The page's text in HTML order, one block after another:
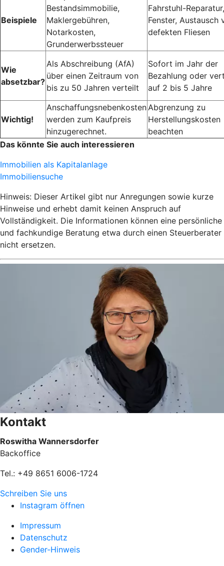
Beispiele
Bestandsimmobilie,
Maklergebühren,
Notarkosten,
Grunderwerbssteuer
Fahrstuhl-
Fenster, Austausch
defekten Fliesen
Wie
absetzbar?
Als Abschreibung (AfA)
über einen Zeitraum von
bis zu 50 Jahren verteilt
Sofort im Jahr der
Bezahlung oder
auf 2 bis 5 Jahre
Wichtig!
Anschaffungsnebenkosten
werden zum Kaufpreis
hinzugerechnet.
Abgrenzung zu
Herstellungskosten
beachten
Das könnte Sie auch interessieren
Immobilien als Kapitalanlage
Immobiliensuche
Hinweis: Dieser Artikel gibt nur Anregungen sowie kurze
Hinweise und erhebt damit keinen Anspruch auf
Vollständigkeit. Die Informationen können eine persönliche
und fachkundige Beratung etwa durch einen Steuerberater
nicht ersetzen.
Kontakt
Roswitha Wannersdorfer
Backoffice
Tel.: +49 8651 6006-1724
Schreiben Sie uns
Instagram öffnen
Impressum
Datenschutz
Gender-Hinweis